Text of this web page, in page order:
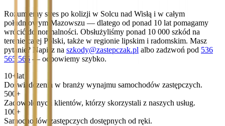
Rozumiemy stres po kolizji w Solcu nad Wisłą i w całym
południowym Mazowszu — dlatego od ponad 10 lat pomagamy
wrócić do normalności. Obsłużyliśmy ponad 10 000 szkód na
terenie całej Polski, także w regionie lipskim i radomskim. Masz
pytanie? Napisz na szkody@zastepczak.pl albo zadzwoń pod 536
565 565 — odpowiemy szybko.
10+ lat
Doświadczenia w branży wynajmu samochodów zastępczych.
500+
Zadowolonych klientów, którzy skorzystali z naszych usług.
100+
Samochodów zastępczych dostępnych od ręki.